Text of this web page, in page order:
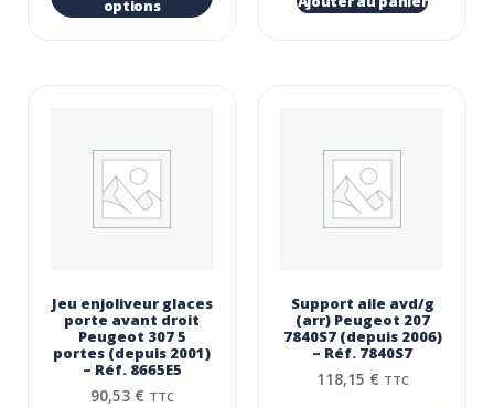
options
Jeu enjoliveur glaces
porte avant droit
Peugeot 307 5
portes (depuis 2001)
– Réf. 8665E5
90,53 € TTC
Support aile avd/g
(arr) Peugeot 207
7840S7 (depuis 2006)
– Réf. 7840S7
118,15 € TTC